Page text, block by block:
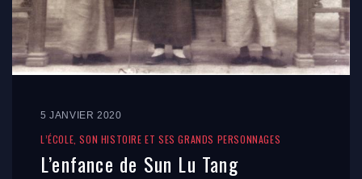
5 JANVIER 2020
L’ÉCOLE, SON HISTOIRE ET SES GRANDS PERSONNAGES
L’enfance de Sun Lu Tang